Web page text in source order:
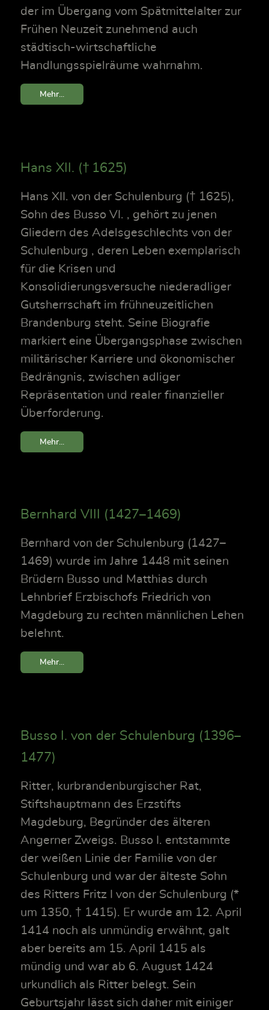
der im Übergang vom Spätmittelalter zur
Frühen Neuzeit zunehmend auch
städtisch-wirtschaftliche
Handlungsspielräume wahrnahm.
Mehr...
Hans XII. († 1625)
Hans XII. von der Schulenburg († 1625),
Sohn des Busso VI. , gehört zu jenen
Gliedern des Adelsgeschlechts von der
Schulenburg , deren Leben exemplarisch
für die Krisen und
Konsolidierungsversuche niederadliger
Gutsherrschaft im frühneuzeitlichen
Brandenburg steht. Seine Biografie
markiert eine Übergangsphase zwischen
militärischer Karriere und ökonomischer
Bedrängnis, zwischen adliger
Repräsentation und realer finanzieller
Überforderung.
Mehr...
Bernhard VIII (1427–1469)
Bernhard von der Schulenburg (1427–
1469) wurde im Jahre 1448 mit seinen
Brüdern Busso und Matthias durch
Lehnbrief Erzbischofs Friedrich von
Magdeburg zu rechten männlichen Lehen
belehnt.
Mehr...
Busso I. von der Schulenburg (1396–
1477)
Ritter, kurbrandenburgischer Rat,
Stiftshauptmann des Erzstifts
Magdeburg, Begründer des älteren
Angerner Zweigs. Busso I. entstammte
der weißen Linie der Familie von der
Schulenburg und war der älteste Sohn
des Ritters Fritz I von der Schulenburg (*
um 1350, † 1415). Er wurde am 12. April
1414 noch als unmündig erwähnt, galt
aber bereits am 15. April 1415 als
mündig und war ab 6. August 1424
urkundlich als Ritter belegt. Sein
Geburtsjahr lässt sich daher mit einiger